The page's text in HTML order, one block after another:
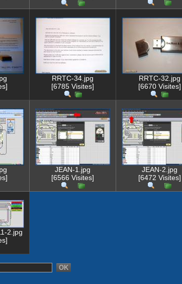
RRTC-34.jpg
[6785 Visites]
RRTC-32.jpg
[6670 Visites]
JEAN-1.jpg
[6566 Visites]
JEAN-2.jpg
[6472 Visites]
2.jpg